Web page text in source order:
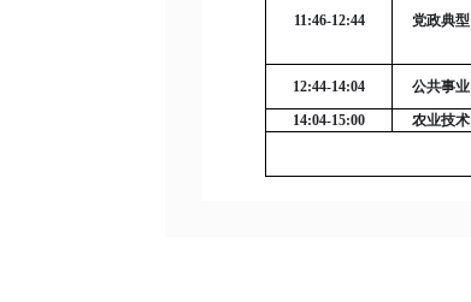
11:46-12:44 党政典型
12:44-14:04 公共事业
14:04-15:00
农业技术